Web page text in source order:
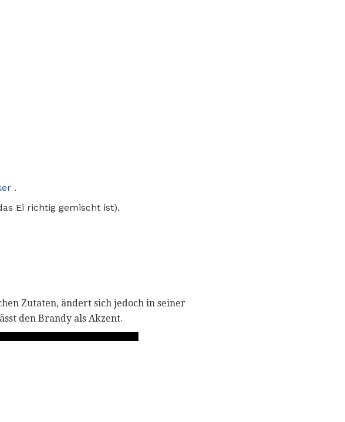
.
Ei richtig gemischt ist).
Zutaten, ändert sich jedoch in seiner
den Brandy als Akzent.